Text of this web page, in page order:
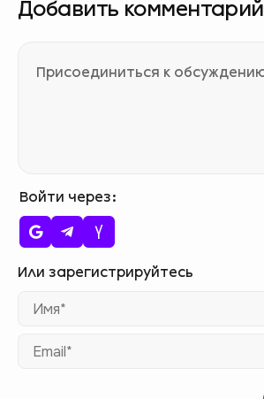
Добавить комментарий
Войти через